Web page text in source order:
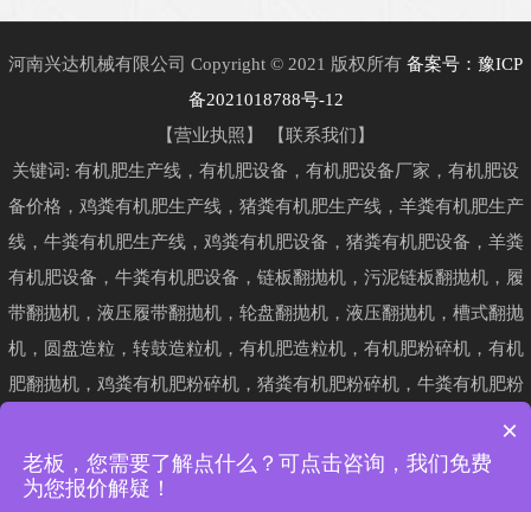
河南兴达机械有限公司 Copyright © 2021 版权所有 备案号：豫ICP
备2021018788号-12
【营业执照】 【联系我们】
关键词: 有机肥生产线，有机肥设备，有机肥设备厂家，有机肥设
备价格，鸡粪有机肥生产线，猪粪有机肥生产线，羊粪有机肥生产
线，牛粪有机肥生产线，鸡粪有机肥设备，猪粪有机肥设备，羊粪
有机肥设备，牛粪有机肥设备，链板翻抛机，污泥链板翻抛机，履
带翻抛机，液压履带翻抛机，轮盘翻抛机，液压翻抛机，槽式翻抛
机，圆盘造粒，转鼓造粒机，有机肥造粒机，有机肥粉碎机，有机
肥翻抛机，鸡粪有机肥粉碎机，猪粪有机肥粉碎机，牛粪有机肥粉
罐，卧式有机肥发酵罐，发酵罐设备，发酵罐厂家，畜禽粪便发酵
×
老板，您需要了解点什么？可点击咨询，我们免费
为您报价解疑！